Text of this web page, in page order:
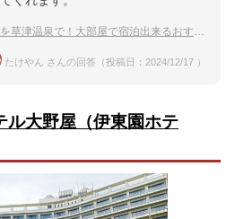
草津温泉で！大部屋で宿泊出来るおすすめのお宿
たけやん さんの回答（投稿日：2024/12/17 ）
大野屋（伊東園ホテ